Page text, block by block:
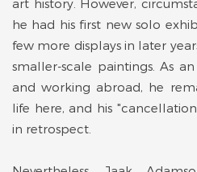
art history. However,
he had his first new solo
few more displays in later
smaller-scale paintings. As
and working abroad, he
life here, and his
in retrospect.